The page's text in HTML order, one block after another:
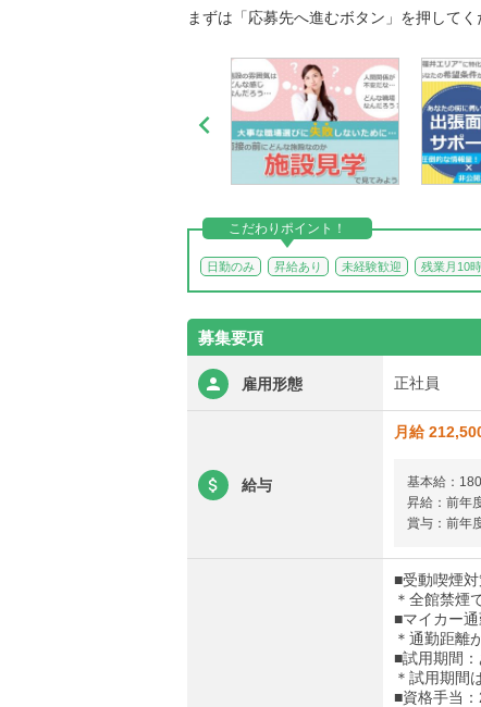
まずは「応募先へ進むボタン」を押して

こだわりポイント！
日勤のみ 昇給あり 未経験歓迎 残業月10
募集要項
雇用形態 正社員
給与
月給
基本給：
昇給：前年
賞与：前年
■受動喫煙対
＊全館禁煙
■マイカー通
＊通勤距離
■試用期間：
＊試用期間
■資格手当